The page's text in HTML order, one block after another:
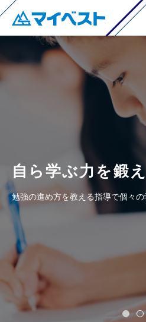
自 ら学ぶ力 を鍛
勉強の進め方を教える指導で個々の